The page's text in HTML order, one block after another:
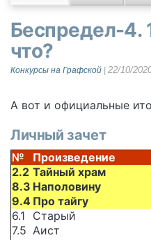
Беспредел-4.
что?
Конкурсы на Графской 22/10/
А вот и официальные
Личный зачет
№ Произведение
2.2 Тайный храм
8.3 Наполовину
9.4 Про тайгу
6.1
Старый
7.5 Аист